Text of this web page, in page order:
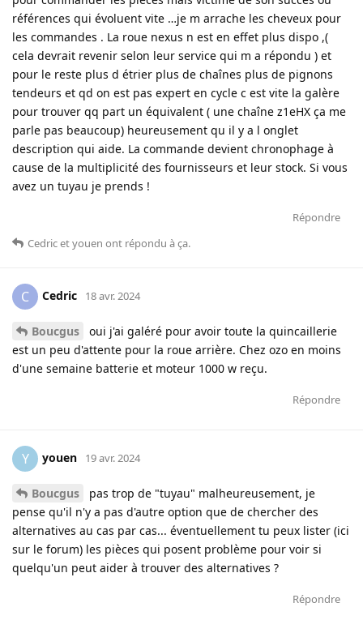
références qui évoluent vite …je m arrache les cheveux pour
les commandes . La roue nexus n est en effet plus dispo ,(
cela devrait revenir selon leur service qui m a répondu ) et
pour le reste plus d étrier plus de chaînes plus de pignons
tendeurs et qd on est pas expert en cycle c est vite la galère
pour trouver qq part un équivalent ( une chaîne z1eHX ça me
parle pas beaucoup) heureusement qu il y a l onglet
description qui aide. La commande devient chronophage à
cause de la multiplicité des fournisseurs et leur stock. Si vous
avez un tuyau je prends !
Répondre
Cedricetyouen ont répondu à ça.
C Cedric 18 avr. 2024
Boucgus
oui j'ai galéré pour avoir toute la quincaillerie
est un peu d'attente pour la roue arrière. Chez ozo en moins
d'une semaine batterie et moteur 1000 w reçu.
Répondre
Y youen 19 avr. 2024
Boucgus
pas trop de "tuyau" malheureusement, je
pense qu'il n'y a pas d'autre option que de chercher des
alternatives au cas par cas... éventuellement tu peux lister (ici
sur le forum) les pièces qui posent problème pour voir si
quelqu'un peut aider à trouver des alternatives ?
Répondre